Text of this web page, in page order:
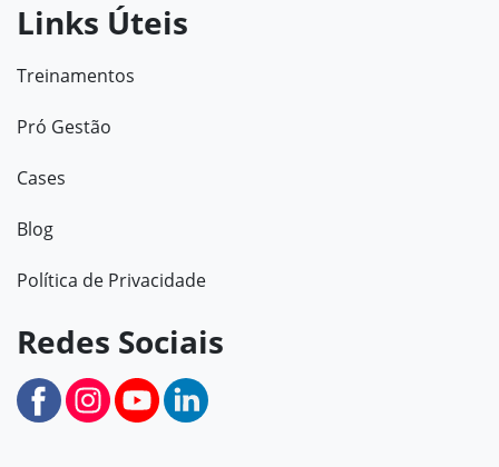
Links Úteis
Treinamentos
Pró Gestão
Cases
Blog
Política de Privacidade
Redes Sociais